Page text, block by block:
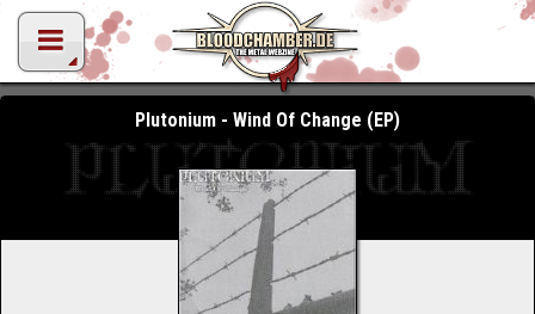
Plutonium - Wind Of Change (EP)